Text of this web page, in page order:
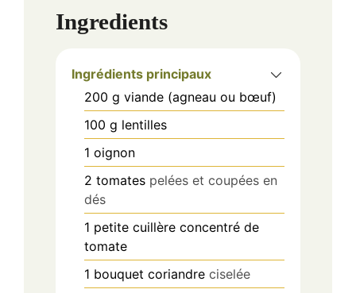
Ingredients
Ingrédients principaux
200 g viande (agneau ou bœuf)
100 g lentilles
1 oignon
2 tomates pelées et coupées en
dés
1 petite cuillère concentré de
tomate
1 bouquet coriandre ciselée